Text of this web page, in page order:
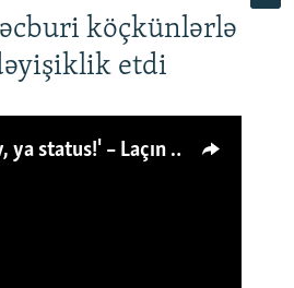
köçkünlərlə
etdi
'Ya təklif olunan ev, ya status!' – Laçın köçkünü: 'Laçından başqa heç hara!'